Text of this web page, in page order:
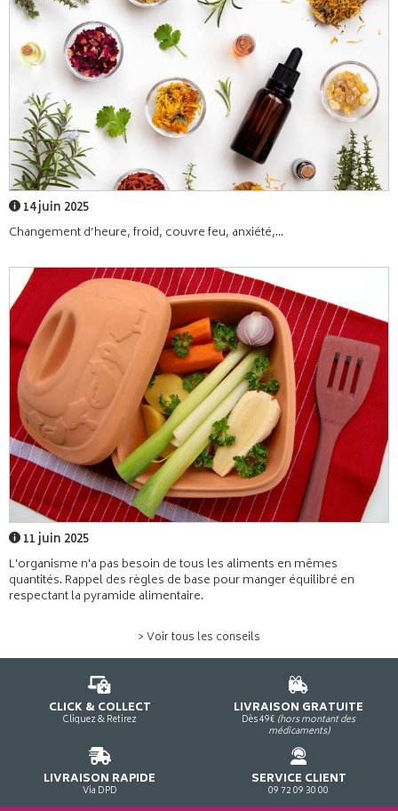
14 juin 2025
Changement d’heure, froid, couvre feu, anxiété,...
11 juin 2025
L'organisme n'a pas besoin de tous les aliments en mêmes
quantités. Rappel des règles de base pour manger équilibré en
respectant la pyramide alimentaire.
> Voir tous les conseils
CLICK & COLLECT
Cliquez & Retirez
LIVRAISON GRATUITE
Dès 49€ (hors montant des
médicaments)
LIVRAISON RAPIDE
Via DPD
SERVICE CLIENT
09 72 09 30 00